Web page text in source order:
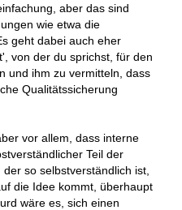
aber das sind
wie etwa die
geht dabei auch eher
von der du sprichst, für den
und ihm zu vermitteln, dass
Qualitätssicherung
vor allem, dass interne
Teil der
so selbstverständlich ist,
die Idee kommt, überhaupt
wäre es, sich einen